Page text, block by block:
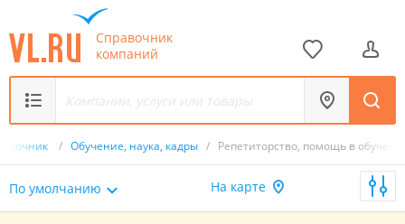
Справочник
компаний
/ Обучение, наука, кадры / Репетиторство, помощь в
По умолчанию На карте